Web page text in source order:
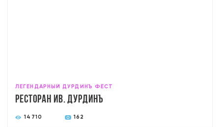
ЛЕГЕНДАРНЫЙ ДУРДИНЪ ФЕСТ
Ресторан Ив. дурдинъ
14710 162